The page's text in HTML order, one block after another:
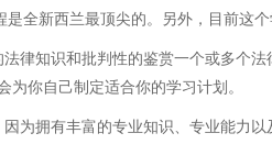
新西兰最顶尖的。另外，目前这
知识和批判性的鉴赏一个或多个
你自己制定适合你的学习计划。
拥有丰富的专业知识、专业能力